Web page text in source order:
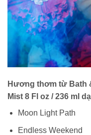
Hương thơm từ Bath
Mist 8 Fl oz / 236 ml
Moon Light Path
Endless Weekend